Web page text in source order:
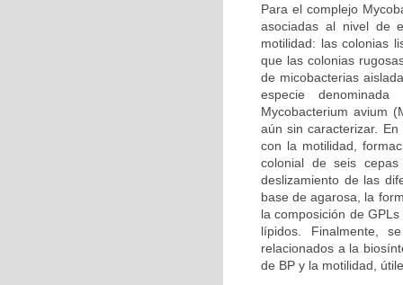
Para el complejo
asociadas al nivel de
motilidad: las colonias
que las colonias
de micobacterias
especie
Mycobacterium avium
aún sin caracterizar.
con la motilidad,
colonial de seis
deslizamiento de las
base de agarosa, la
la composición de
lípidos. Finalmente,
relacionados a la
de BP y la motilidad,